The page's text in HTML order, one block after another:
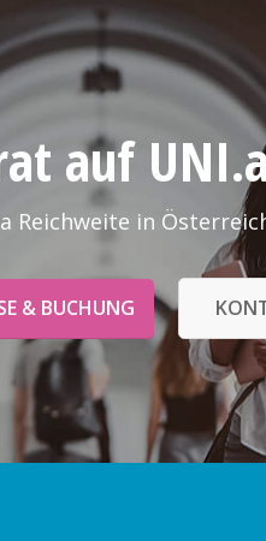
auf
Reichweite in
& BUCHUNG